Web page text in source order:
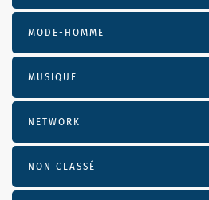
MODE-HOMME
MUSIQUE
NETWORK
NON CLASSÉ